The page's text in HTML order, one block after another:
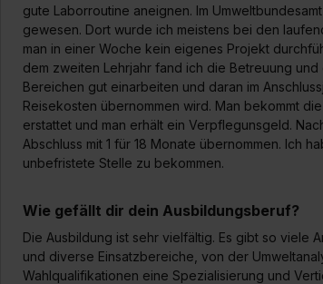
gute Laborroutine aneignen. Im
gewesen. Dort wurde ich meistens bei den
man in einer Woche kein eigenes Projekt
dem zweiten Lehrjahr fand ich die Betreuung
Bereichen gut einarbeiten und daran im
Reisekosten übernommen wird. Man bekommt
erstattet und man erhält ein Verpflegunsgeld.
Abschluss mit 1 für 18 Monate übernommen. Ich
unbefristete Stelle zu bekommen.
Wie gefällt dir dein Ausbildungsberuf?
Die Ausbildung ist sehr vielfältig. Es gibt so viele
und diverse Einsatzbereiche, von der
Wahlqualifikationen eine Spezialisierung und